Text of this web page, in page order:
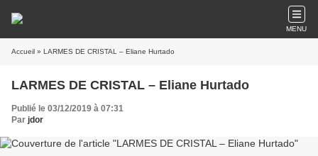
MENU
Accueil » LARMES DE CRISTAL – Eliane Hurtado
LARMES DE CRISTAL – Eliane Hurtado
Publié le 03/12/2019 à 07:31
Par jdor